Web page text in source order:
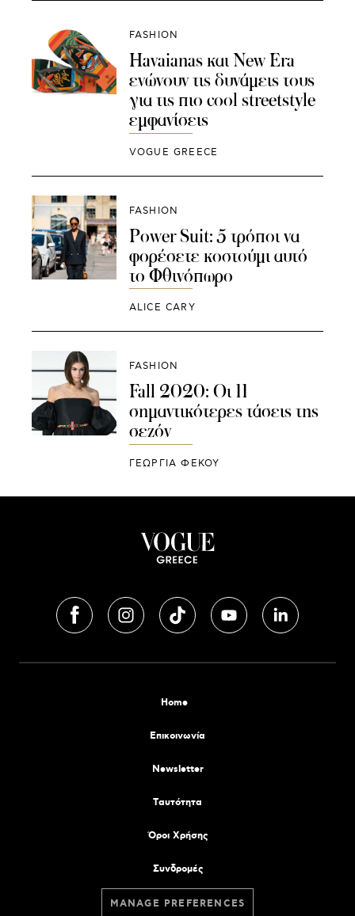
FASHION
Havaianas και New Era
ενώνουν τις δυνάμεις τους
για τις πιο coοl streetstyle
εμφανίσεις
VOGUE GREECE
FASHION
Power Suit: 5 τρόποι να
φορέσετε κοστούμι αυτό
το Φθινόπωρο
ALICE CARY
FASHION
Fall 2020: Οι 11
σημαντικότερες τάσεις της
σεζόν
ΓΕΩΡΓΙΑ ΦΕΚΟΥ
Home
Επικοινωνία
Newsletter
Tαυτότητα
Όροι Χρήσης
Συνδρομές
MANAGE PREFERENCES